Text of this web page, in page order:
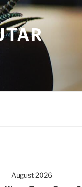
August 2026